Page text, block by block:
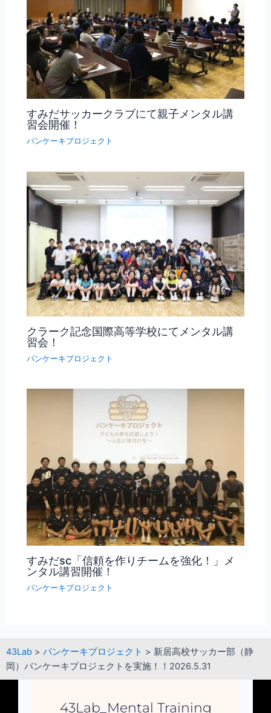
すみだサッカークラブにて親子メンタル講
習会開催！
パンケーキプロジェクト
クラーク記念国際高等学校にてメンタル講
習会！
パンケーキプロジェクト
すみだsc「信頼を作りチームを強化！」メ
ンタル講習開催！
パンケーキプロジェクト
43Lab > パンケーキプロジェクト > 新居高校サッカー部（静
岡）パンケーキプロジェクトを実施！！2026.5.31
43Lab_Mental Training